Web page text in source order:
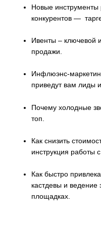
Новые
конкурентов —
Ивенты – ключевой
продажи.
Инфлюэнс-
приведут вам лиды
Почему холодные
топ.
Как снизить
инструкция работы
Как быстро
кастдевы и ведение
площадках.